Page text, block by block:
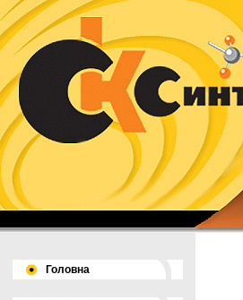
Головна